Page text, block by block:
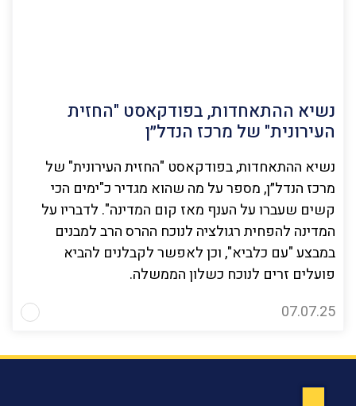
נשיא ההתאחדות, בפודקאסט "החזית
העירונית" של מרכז הנדל״ן
נשיא ההתאחדות, בפודקאסט "החזית העירונית" של
מרכז הנדל״ן, מספר על מה שהוא מגדיר כ"ימים הכי
קשים שעברו על הענף מאז קום המדינה". לדבריו על
המדינה להפחית רגולציה לנוכח ההרס הרב למבנים
במבצע "עם כלביא", וכן לאפשר לקבלנים להביא
פועלים זרים לנוכח כשלון הממשלה.
07.07.25